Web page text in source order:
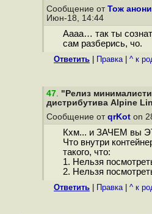
Сообщение от Тож
Июн-18, 14:44
Аааа… так ты
сам разберись, чо.
Ответить Правка| ^ к
47. "Релиз
дистрибутива Alpine
Сообщение от qrKot on
Кхм... и ЗАЧЕМ вы
Что внутри
такого, что:
1. Нельзя
2. Нельзя
Ответить Правка| ^ к